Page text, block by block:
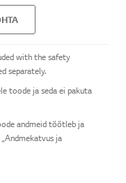
with the safety
separately.
toode ja seda ei pakuta
andmeid töötleb ja
ja